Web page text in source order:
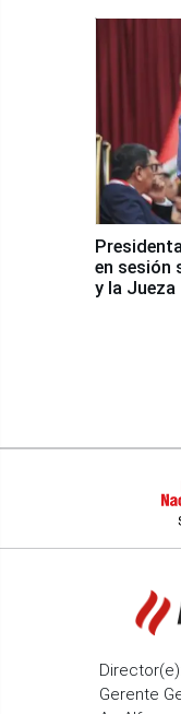
en sesión
y la Jueza
Gerente